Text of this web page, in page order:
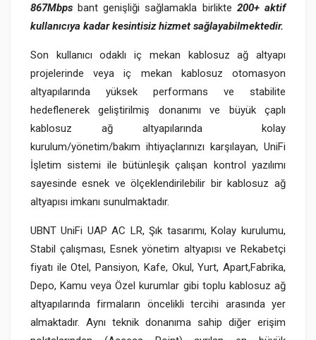
867Mbps bant genişliği sağlamakla birlikte 200+ aktif
kullanıcıya kadar kesintisiz hizmet sağlayabilmektedir.
Son kullanıcı odaklı iç mekan kablosuz ağ altyapı
projelerinde veya iç mekan kablosuz otomasyon
altyapılarında yüksek performans ve stabilite
hedeflenerek geliştirilmiş donanımı ve büyük çaplı
kablosuz ağ altyapılarında kolay
kurulum/yönetim/bakım ihtiyaçlarınızı karşılayan, UniFi
İşletim sistemi ile bütünleşik çalışan kontrol yazılımı
sayesinde esnek ve ölçeklendirilebilir bir kablosuz ağ
altyapısı imkanı sunulmaktadır.
UBNT UniFi UAP AC LR, Şık tasarımı, Kolay kurulumu,
Stabil çalışması, Esnek yönetim altyapısı ve Rekabetçi
fiyatı ile Otel, Pansiyon, Kafe, Okul, Yurt, Apart,Fabrika,
Depo, Kamu veya Özel kurumlar gibi toplu kablosuz ağ
altyapılarında firmaların öncelikli tercihi arasında yer
almaktadır. Aynı teknik donanıma sahip diğer erişim